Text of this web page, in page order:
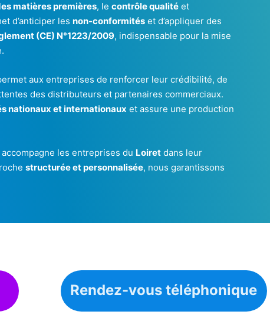
matières premières, le contrôle qualité et
d’anticiper les non-conformités et d’appliquer des
(CE) N°1223/2009, indispensable pour la mise
aux entreprises de renforcer leur crédibilité, de
des distributeurs et partenaires commerciaux.
nationaux et internationaux et assure une production
accompagne les entreprises du Loiret dans leur
structurée et personnalisée, nous garantissons
Rendez-vous téléphonique